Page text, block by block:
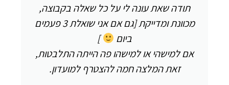
תודה שאת עונה לי על כל שאלה בקבוצה,
מכוונת ומדייקת [גם אם אני שואלת 3 פעמים
ביום
]
אם למישהי או למישהו פה הייתה התלבטות,
זאת המלצה חמה להצטרף למועדון.